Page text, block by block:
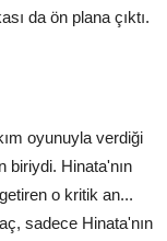
da ön plana çıktı.
oyunuyla verdiği
biriydi. Hinata'nın
o kritik an...
sadece Hinata'nın